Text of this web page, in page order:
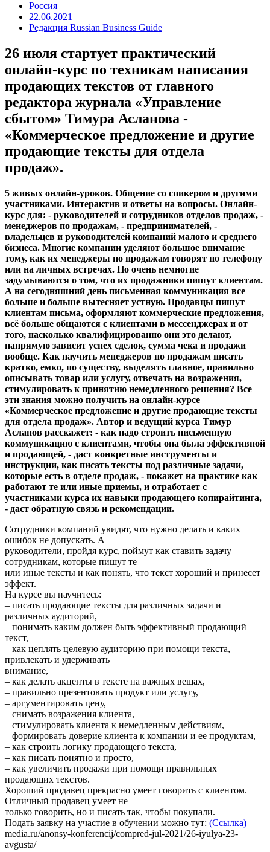
Россия
22.06.2021
Редакция Russian Business Guide
26 июля стартует практический
онлайн-курс по техникам написания
продающих текстов от главного
редактора журнала «Управление
сбытом» Тимура Асланова -
«Коммерческое предложение и другие
продающие тексты для отдела
продаж».
5 живых онлайн-уроков. Общение со спикером и другими
участниками. Интерактив и ответы на вопросы. Онлайн-
курс для: - руководителей и сотрудников отделов продаж, -
менеджеров по продажам, - предпринимателей, -
владельцев и руководителей компаний малого и среднего
бизнеса. Многие компании уделяют большое внимание
тому, как их менеджеры по продажам говорят по телефону
или на личных встречах. Но очень немногие
задумываются о том, что их продажники пишут клиентам.
А на сегодняшний день письменная коммуникация все
больше и больше вытесняет устную. Продавцы пишут
клиентам письма, оформляют коммерческие предложения,
всё больше общаются с клиентами в мессенджерах и от
того, насколько квалифицированно они это делают,
напрямую зависит успех сделок, сумма чека и продажи
вообще. Как научить менеджеров по продажам писать
кратко, емко, по существу, выделять главное, правильно
описывать товар или услугу, отвечать на возражения,
стимулировать к принятию немедленного решения? Все
эти знания можно получить на онлайн-курсе
«Коммерческое предложение и другие продающие тексты
для отдела продаж». Автор и ведущий курса Тимур
Асланов расскажет: - как надо строить письменную
коммуникацию с клиентами, чтобы она была эффективной
и продающей, - даст конкретные инструменты и
инструкции, как писать тексты под различные задачи,
которые есть в отделе продаж, - покажет на практике как
работают те или иные приемы, и отработает с
участниками курса их навыки продающего копирайтинга,
- даст обратную связь и рекомендации.
Сотрудники компаний увидят, что нужно делать и каких
ошибок не допускать. А
руководители, пройдя курс, поймут как ставить задачу
сотрудникам, которые пишут те
или иные тексты и как понять, что текст хороший и принесет
эффект.
На курсе вы научитесь:
– писать продающие тексты для различных задачи и
различных аудиторий,
– понимать каким должен быть эффективный продающий
текст,
– как цеплять целевую аудиторию при помощи текста,
привлекать и удерживать
внимание,
– как делать акценты в тексте на важных вещах,
– правильно презентовать продукт или услугу,
– аргументировать цену,
– снимать возражения клиента,
– стимулировать клиента к немедленным действиям,
– формировать доверие клиента к компании и ее продуктам,
– как строить логику продающего текста,
– как писать понятно и просто,
– как увеличить продажи при помощи правильных
продающих текстов.
Хороший продавец прекрасно умеет говорить с клиентом.
Отличный продавец умеет не
только говорить, но и писать так, чтобы покупали.
Подать заявку на участие в обучении можно тут: (Ссылка)
media.ru/anonsy-konferencij/compred-jul-2021/26-iyulya-23-
avgusta/